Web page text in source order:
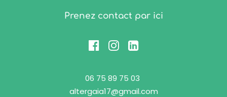
Prenez contact par ici
06 75 89 75 03
altergaia17@gmail.com